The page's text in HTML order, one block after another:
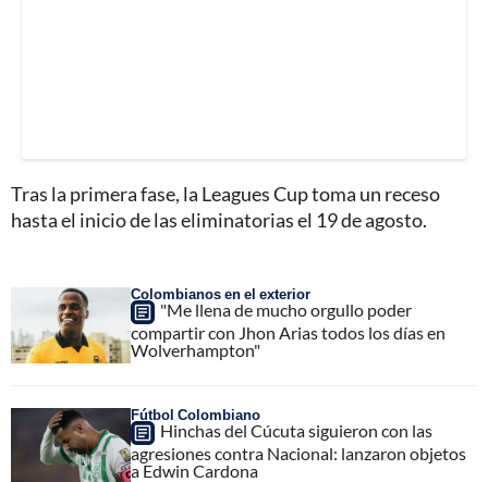
Tras la primera fase, la Leagues Cup toma un receso
hasta el inicio de las eliminatorias el 19 de agosto.
Colombianos en el exterior
"Me llena de mucho orgullo poder
compartir con Jhon Arias todos los días en
Wolverhampton"
Fútbol Colombiano
Hinchas del Cúcuta siguieron con las
agresiones contra Nacional: lanzaron objetos
a Edwin Cardona